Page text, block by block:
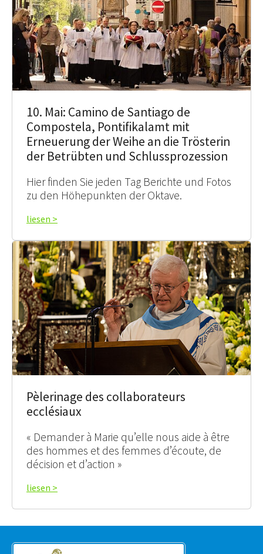
10. Mai: Camino de Santiago de
Compostela, Pontifikalamt mit
Erneuerung der Weihe an die Trösterin
der Betrübten und Schlussprozession
Hier finden Sie jeden Tag Berichte und Fotos
zu den Höhepunkten der Oktave.
liesen >
Pèlerinage des collaborateurs
ecclésiaux
« Demander à Marie qu’elle nous aide à être
des hommes et des femmes d’écoute, de
décision et d’action »
liesen >